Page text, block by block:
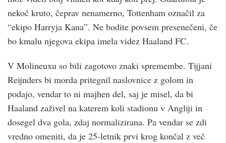
nekoč kruto, čeprav nenamerno, Tottenham označil za
“ekipo Harryja Kana”. Ne bodite povsem presenečeni, če
bo kmalu njegova ekipa imela videz Haaland FC.
V Molineuxu so bili zagotovo znaki spremembe. Tijjani
Reijnders bi morda pritegnil naslovnice z golom in
podajo, vendar to ni majhen del, saj je misel, da bi
Haaland zaživel na katerem koli stadionu v Angliji in
dosegel dva gola, zdaj normalizirana. Pa vendar se zdi
vredno omeniti, da je 25-letnik prvi krog končal z več